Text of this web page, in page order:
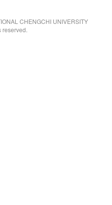
CHENGCHI UNIVERSITY
reserved.